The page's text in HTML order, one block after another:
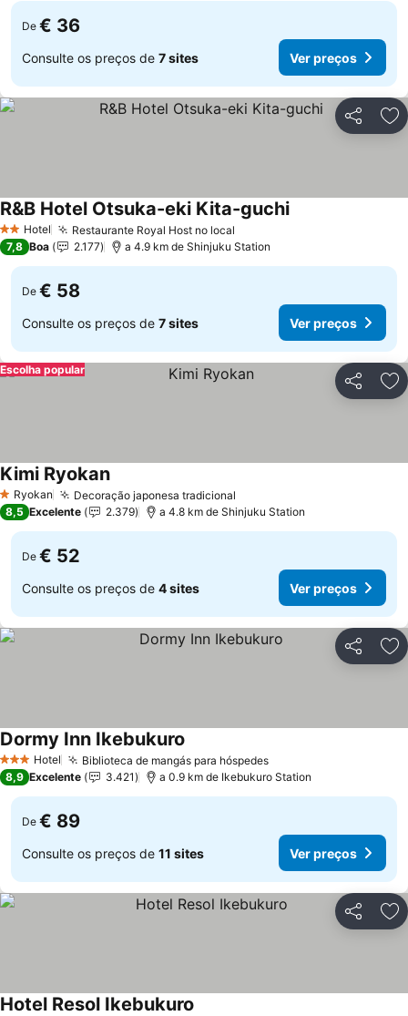
De € 36
Consulte os preços de 7 sites Ver preços
Partilhar
2 Estrelas
Hotel Restaurante Royal Host no local
R&B Hotel Otsuka-eki Kita-guchi
7,8 Boa 2.177 a 4.9 km de Shinjuku Station
De € 58
Consulte os preços de 7 sites Ver preços
Partilhar
Escolha popular
1 Estrelas
Ryokan Decoração japonesa tradicional
Kimi Ryokan
8,5 Excelente 2.379 a 4.8 km de Shinjuku Station
De € 52
Consulte os preços de 4 sites Ver preços
Partilhar
3 EstrelasHotel Biblioteca de mangás para hóspedes
Dormy Inn Ikebukuro
8,9 Excelente 3.421 a 0.9 km de Ikebukuro Station
De € 89
Consulte os preços de 11 sites Ver preços
Partilhar
Hotel Resol Ikebukuro